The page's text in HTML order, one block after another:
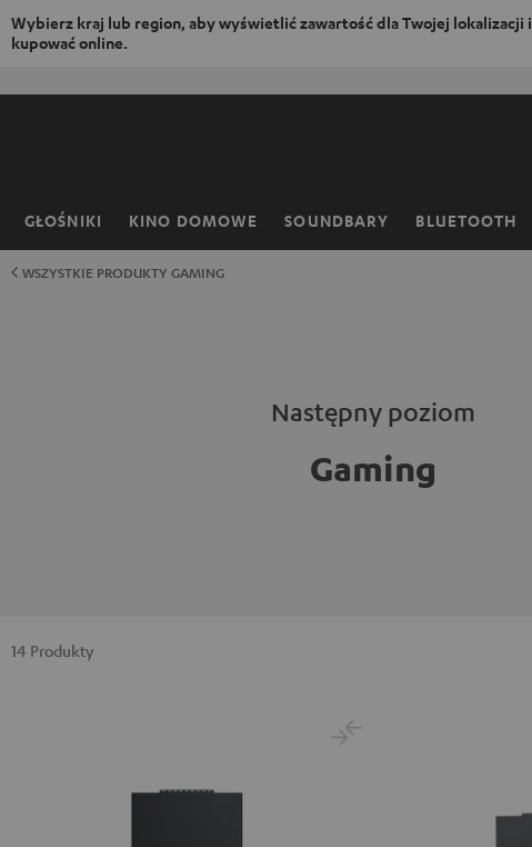
Wybierz kraj lub region, aby wyświetlić zawartość dla Twojej lokalizacji i
kupować online.
GŁOŚNIKI KINO DOMOWE SOUNDBARY BLUETOOTH
Strona
WSZYSTKIE PRODUKTY GAMING
Następny poziom
Gaming
14 Produkty